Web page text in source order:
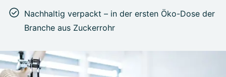
Nachhaltig verpackt – in der ersten Öko-Dose der
Branche aus Zuckerrohr